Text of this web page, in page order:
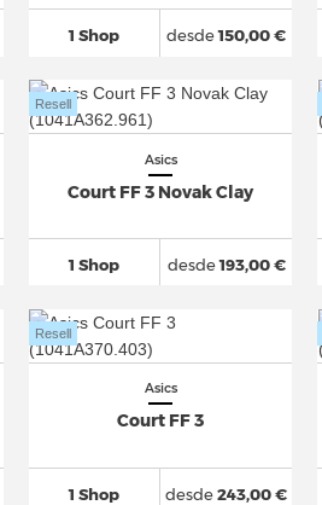
1 Shop desde150,00 €
Asics
Court FF 3 Novak Clay
1 Shop
Resell
desde193,00 €
Asics
Court FF 3
1 Shop
Resell
desde243,00 €